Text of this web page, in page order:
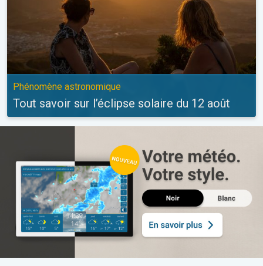
Phénomène astronomique
Tout savoir sur l’éclipse solaire du 12 août